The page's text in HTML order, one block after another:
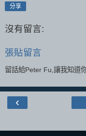
分享
沒有留言:
張貼留言
留話給Peter Fu,讓我知道
‹